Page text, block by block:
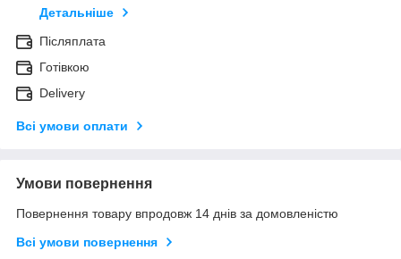
Детальніше
Післяплата
Готівкою
Delivery
Всі умови оплати
Умови повернення
Повернення товару впродовж 14 днів за домовленістю
Всі умови повернення